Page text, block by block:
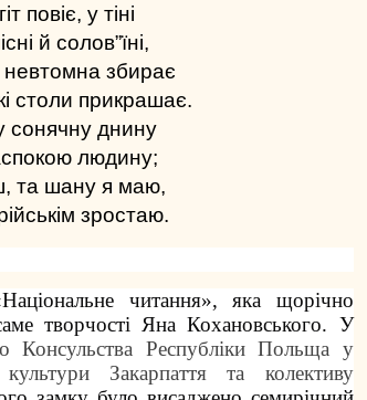
повіє, у тіні
й солов”їні,
невтомна збирає
столи прикрашає.
днину
людину;
та шану я маю,
зростаю.
читання», яка щорічно
творчості Яна Кохановського. У
Консульства Республіки Польща у
Закарпаття
та колективу